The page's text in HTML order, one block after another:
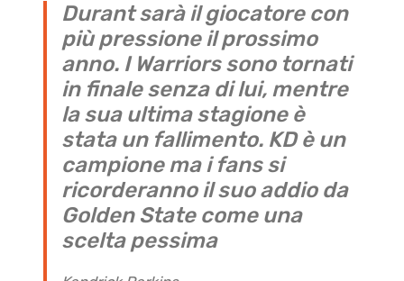
Durant sarà il giocatore con
più pressione il prossimo
anno. I Warriors sono tornati
in finale senza di lui, mentre
la sua ultima stagione è
stata un fallimento. KD è un
campione ma i fans si
ricorderanno il suo addio da
Golden State come una
scelta pessima